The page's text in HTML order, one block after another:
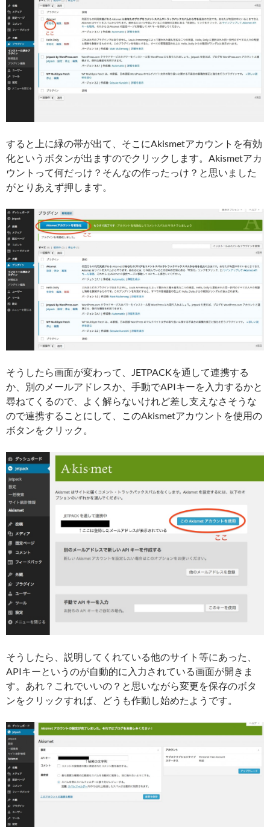
すると上に緑の帯が出て、そこにAkismetアカウントを有効
化というボタンが出ますのでクリックします。Akismetアカ
ウントって何だっけ？そんなの作ったっけ？と思いました
がとりあえず押します。
そうしたら画面が変わって、JETPACKを通して連携する
か、別のメールアドレスか、手動でAPIキーを入力するかと
尋ねてくるので、よく解らないけれど差し支えなさそうな
ので連携することにして、このAkismetアカウントを使用の
ボタンをクリック。
そうしたら、説明してくれている他のサイト等にあった、
APIキーというのが自動的に入力されている画面が開きま
す。あれ？これでいいの？と思いながら変更を保存のボタ
ンをクリックすれば、どうも作動し始めたようです。